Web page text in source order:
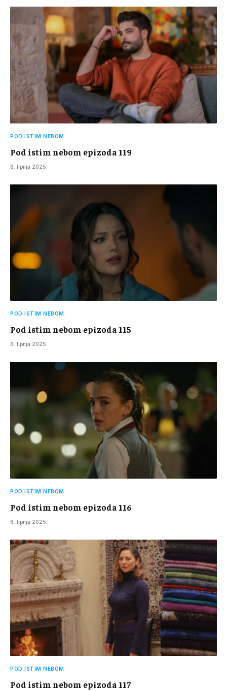
POD ISTIM NEBOM
Pod istim nebom epizoda 119
6. lipnja 2025.
POD ISTIM NEBOM
Pod istim nebom epizoda 115
6. lipnja 2025.
POD ISTIM NEBOM
Pod istim nebom epizoda 116
6. lipnja 2025.
POD ISTIM NEBOM
Pod istim nebom epizoda 117